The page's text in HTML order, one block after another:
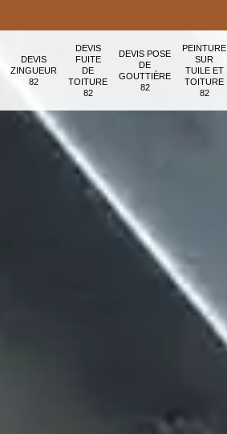
DEVIS
ZINGUEUR
82
DEVIS
FUITE
DE
TOITURE
82
DEVIS POSE
DE
GOUTTIÈRE
82
PEINTURE
SUR
TUILE ET
TOITURE
82